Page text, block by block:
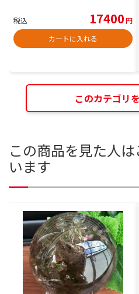
税込 17400円
カートに入れる
このカテゴリ
この商品を見た人
います